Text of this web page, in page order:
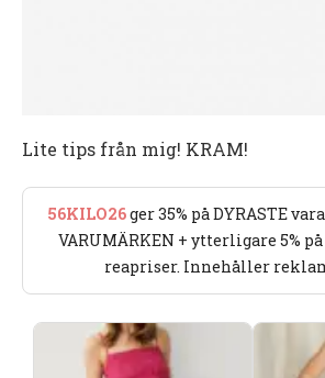
Lite tips från mig! KRAM!
56KILO26ger 35% på DYRASTE
VARUMÄRKEN + ytterligare 5%
reapriser. Innehåller